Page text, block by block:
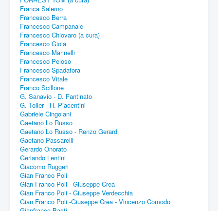
Franca Salerno
Francesco Berra
Francesco Campanale
Francesco Chiovaro (a cura)
Francesco Gioia
Francesco Marinelli
Francesco Peloso
Francesco Spadafora
Francesco Vitale
Franco Scillone
G. Sanavio - D. Fantinato
G. Toller - H. Piacentini
Gabriele Cingolani
Gaetano Lo Russo
Gaetano Lo Russo - Renzo Gerardi
Gaetano Passarelli
Gerardo Onorato
Gerlando Lentini
Giacomo Ruggeri
Gian Franco Poli
Gian Franco Poli - Giuseppe Crea
Gian Franco Poli - Giuseppe Verdecchia
Gian Franco Poli -Giuseppe Crea - Vincenzo Comodo